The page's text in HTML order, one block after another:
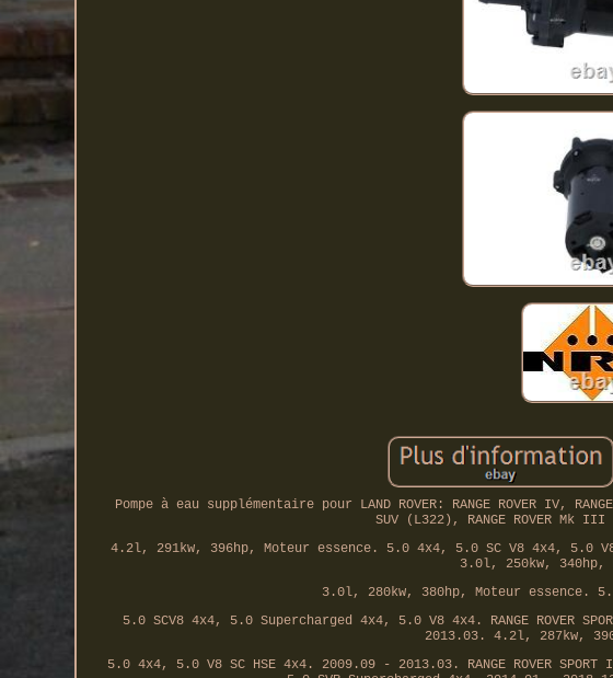
Pompe à eau supplémentaire pour LAND ROVER: RANGE ROVER IV,
SUV (L322), RANGE ROVER Mk
4.2l, 291kw, 396hp, Moteur essence. 5.0 4x4, 5.0 SC V8 4x4, 5.0
3.0l, 250kw, 340hp,
3.0l, 280kw, 380hp, Moteur essence.
5.0 SCV8 4x4, 5.0 Supercharged 4x4, 5.0 V8 4x4. RANGE ROVER
2013.03. 4.2l, 287kw,
5.0 4x4, 5.0 V8 SC HSE 4x4. 2009.09 - 2013.03. RANGE ROVER